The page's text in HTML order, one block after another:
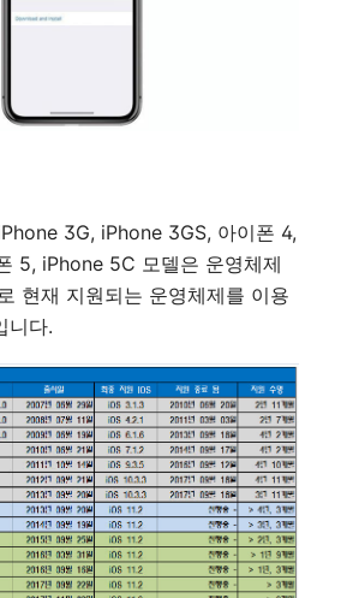
3G, iPhone 3GS, 아이폰 4,
5, iPhone 5C 모델은 운영체제
현재 지원되는 운영체제를 이용
니다.